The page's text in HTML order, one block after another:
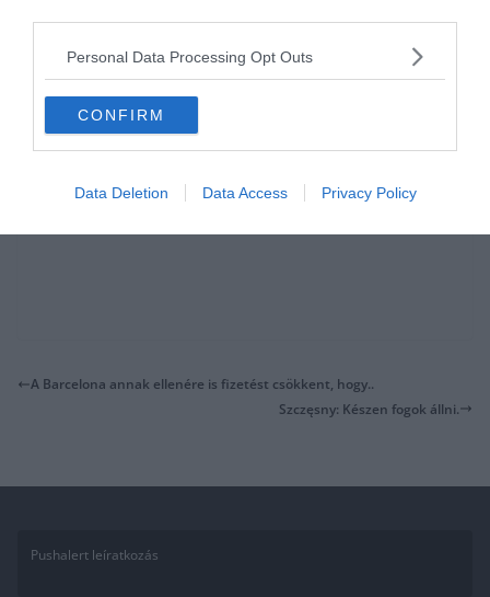
Personal Data Processing Opt Outs
CONFIRM
Data Deletion Data Access Privacy Policy
A Barcelona annak ellenére is fizetést csökkent, hogy..
Szczęsny: Készen fogok állni.
Pushalert leíratkozás